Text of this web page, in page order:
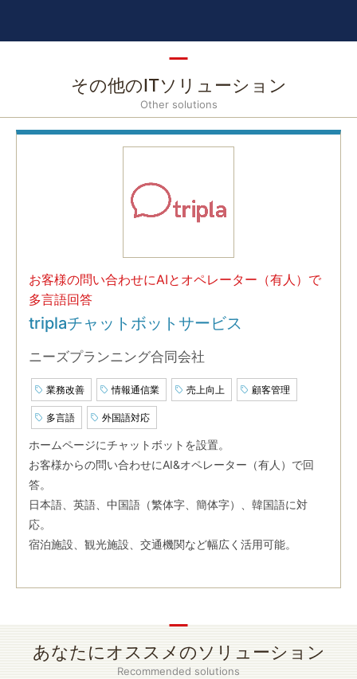
その他のITソリューション
Other solutions
お客様の問い合わせにAIとオペレーター（有人）で
多言語回答
triplaチャットボットサービス
ニーズプランニング合同会社
業務改善 情報通信業 売上向上 顧客管理
多言語 外国語対応
ホームページにチャットボットを設置。
お客様からの問い合わせにAI&オペレーター（有人）で回
答。
日本語、英語、中国語（繁体字、簡体字）、韓国語に対
応。
宿泊施設、観光施設、交通機関など幅広く活用可能。
あなたにオススメのソリューション
Recommended solutions